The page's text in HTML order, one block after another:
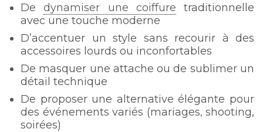
Dedynamiser une coiffure traditionnelle
avec une touche moderne
D’accentuer un style sans recourir à des
accessoires lourds ou inconfortables
De masquer une attache ou de sublimer un
détail technique
De proposer une alternative élégante pour
des événements variés (mariages, shooting,
soirées)